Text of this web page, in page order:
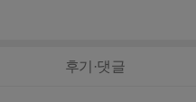
후기·댓글